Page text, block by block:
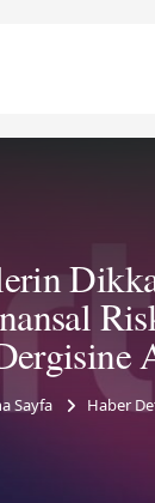
Sayfa Haber